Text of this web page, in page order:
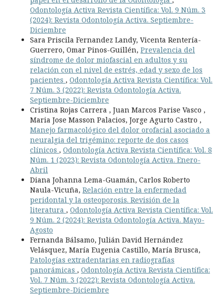
Odontología Activa Revista Científica: Vol. 9 Núm. 3
(2024): Revista Odontología Activa. Septiembre-
Diciembre
Sara Priscila Fernandez Landy, Vicenta Rentería-
Guerrero, Omar Pinos-Guillén, Prevalencia del
síndrome de dolor miofascial en adultos y su
relación con el nivel de estrés, edad y sexo de los
pacientes , Odontología Activa Revista Científica: Vol.
7 Núm. 3 (2022): Revista Odontología Activa.
Septiembre-Diciembre
Cristina Rojas Carrera , Juan Marcos Parise Vasco ,
Maria Jose Masson Palacios, Jorge Agurto Castro ,
Manejo farmacológico del dolor orofacial asociado a
neuralgia del trigémino: reporte de dos casos
clínicos , Odontología Activa Revista Científica: Vol. 8
Núm. 1 (2023): Revista Odontología Activa. Enero-
Abril
Diana Johanna Lema-Guamán, Carlos Roberto
Naula-Vicuña, Relación entre la enfermedad
peridontal y la osteoporosis. Revisión de la
literatura , Odontología Activa Revista Científica: Vol.
9 Núm. 2 (2024): Revista Odontología Activa. Mayo-
Agosto
Fernanda Bálsamo, Julián David Hernández
Velásquez, María Eugenia Castillo, María Brusca,
Patologías extradentarias en radiografías
panorámicas , Odontología Activa Revista Científica:
Vol. 7 Núm. 3 (2022): Revista Odontología Activa.
Septiembre-Diciembre